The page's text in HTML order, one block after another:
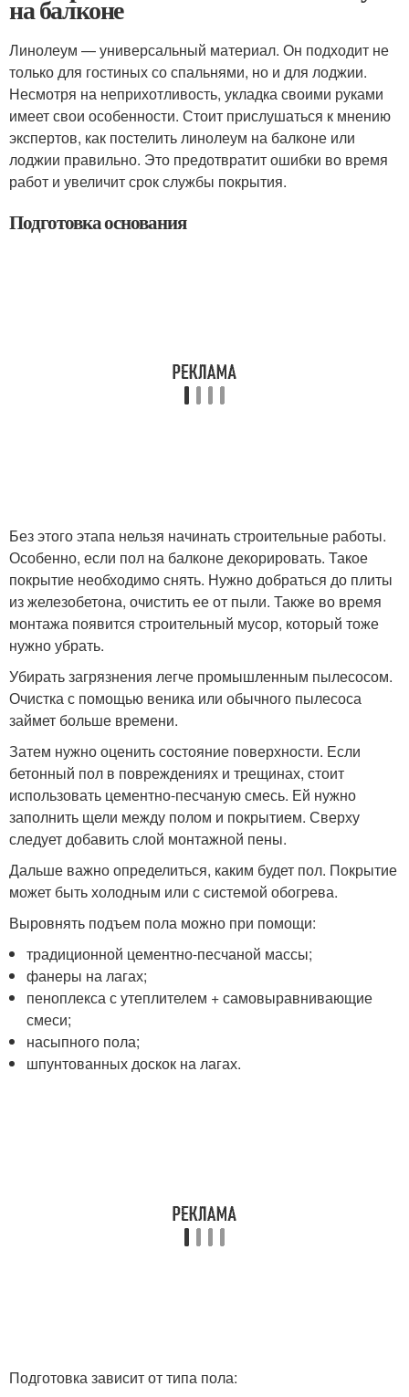
на балконе
Линолеум — универсальный материал. Он подходит не
только для гостиных со спальнями, но и для лоджии.
Несмотря на неприхотливость, укладка своими руками
имеет свои особенности. Стоит прислушаться к мнению
экспертов, как постелить линолеум на балконе или
лоджии правильно. Это предотвратит ошибки во время
работ и увеличит срок службы покрытия.
Подготовка основания
Без этого этапа нельзя начинать строительные работы.
Особенно, если пол на балконе декорировать. Такое
покрытие необходимо снять. Нужно добраться до плиты
из железобетона, очистить ее от пыли. Также во время
монтажа появится строительный мусор, который тоже
нужно убрать.
Убирать загрязнения легче промышленным пылесосом.
Очистка с помощью веника или обычного пылесоса
займет больше времени.
Затем нужно оценить состояние поверхности. Если
бетонный пол в повреждениях и трещинах, стоит
использовать цементно-песчаную смесь. Ей нужно
заполнить щели между полом и покрытием. Сверху
следует добавить слой монтажной пены.
Дальше важно определиться, каким будет пол. Покрытие
может быть холодным или с системой обогрева.
Выровнять подъем пола можно при помощи:
традиционной цементно-песчаной массы;
фанеры на лагах;
пеноплекса с утеплителем + самовыравнивающие
смеси;
насыпного пола;
шпунтованных доскок на лагах.
Подготовка зависит от типа пола: